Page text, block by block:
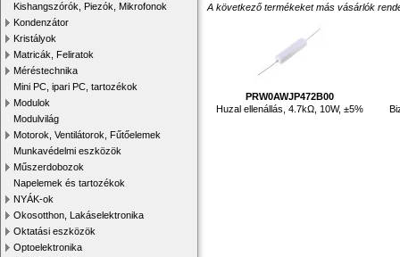
Kishangszórók, Piezók, Mikrofonok
Kondenzátor
Kristályok
Matricák, Feliratok
Méréstechnika
Mini PC, ipari PC, tartozékok
Modulok
Modulvilág
Motorok, Ventilátorok, Fűtőelemek
Munkavédelmi eszközök
Műszerdobozok
Napelemek és tartozékok
NYÁK-ok
Okosotthon, Lakáselektronika
Oktatási eszközök
Optoelektronika
A következő termékeket más vásárlók
PRW0AWJP472B00
Huzal ellenállás, 4.7kΩ, 10W, ±5%